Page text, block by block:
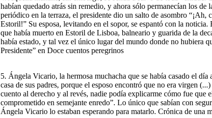
habían quedado atrás sin remedio, y ahora sólo permanecían los de
periódico en la terraza, el presidente dio un salto de asombro
Estoril!” Su esposa, levitando en el sopor, se espantó con la noticia.
que había muerto en Estoril de Lisboa, balneario y guarida de la
había estado, y tal vez el único lugar del mundo donde no hubiera
Presidente” en Doce cuentos peregrinos
5. Ángela Vicario, la hermosa muchacha que se había casado el día
casa de sus padres, porque el esposo encontró que no era virgen
cuento al derecho y al revés, nadie podía explicarme cómo fue que
comprometido en semejante enredo”. Lo único que sabían con
Ángela Vicario lo estaban esperando para matarlo. Crónica de una